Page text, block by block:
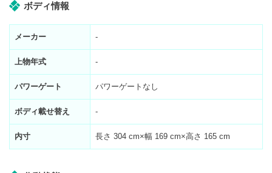
ボディ情報
メーカー -
上物年式 -
パワーゲート パワーゲートなし
ボディ載せ替え -
内寸 長さ 304 cm×幅 169 cm×高さ 165 cm